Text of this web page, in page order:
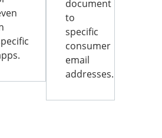
document
to
specific
consumer
email
addresses.